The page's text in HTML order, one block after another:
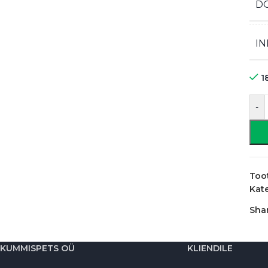
-
KUMMISPETS OÜ KLIENDILE